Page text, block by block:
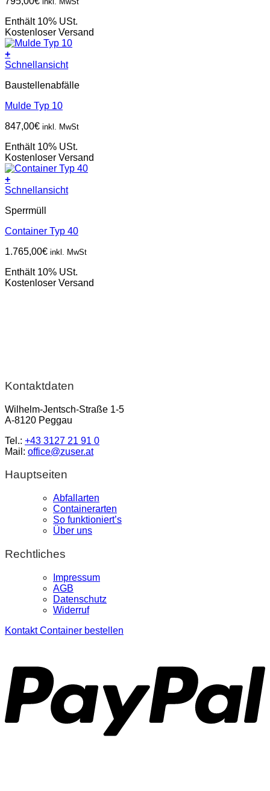
Enthält 10% USt.
Kostenloser Versand
+
Schnellansicht
Baustellenabfälle
Mulde Typ 10
847,00€ inkl. MwSt
Enthält 10% USt.
Kostenloser Versand
+
Schnellansicht
Sperrmüll
Container Typ 40
1.765,00€ inkl. MwSt
Enthält 10% USt.
Kostenloser Versand
Kontaktdaten
Wilhelm-Jentsch-Straße 1-5
A-8120 Peggau
Tel.: +43 3127 21 91 0
Mail: office@zuser.at
Hauptseiten
Abfallarten
Containerarten
So funktioniert’s
Über uns
Rechtliches
Impressum
AGB
Datenschutz
Widerruf
Kontakt Container bestellen